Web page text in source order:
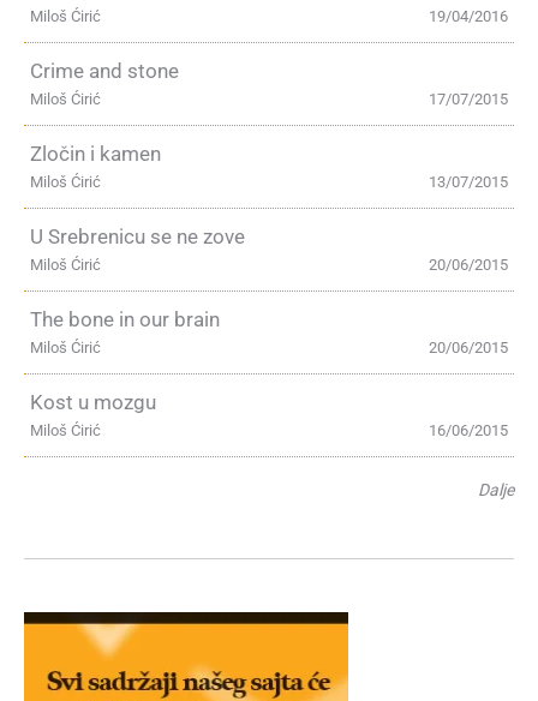
19/04/2016
Miloš Ćirić
Crime and stone
17/07/2015
Miloš Ćirić
Zločin i kamen
13/07/2015
Miloš Ćirić
U Srebrenicu se ne zove
20/06/2015
Miloš Ćirić
The bone in our brain
20/06/2015
Miloš Ćirić
Kost u mozgu
16/06/2015
Miloš Ćirić
Dalje